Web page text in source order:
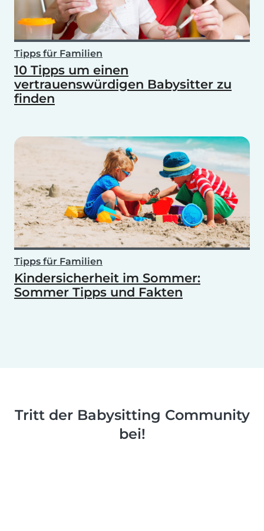
Tipps für Familien
10 Tipps um einen
vertrauenswürdigen Babysitter zu
finden
Tipps für Familien
Kindersicherheit im Sommer:
Sommer Tipps und Fakten
Tritt der Babysitting Community
bei!